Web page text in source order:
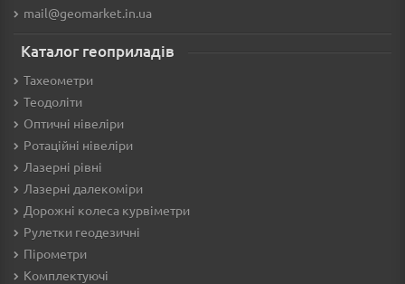
mail@geomarket.in.ua
Каталог геоприладів
Тахеометри
Теодоліти
Оптичні нівеліри
Ротаційні нівеліри
Лазерні рівні
Лазерні далекоміри
Дорожні колеса курвіметри
Рулетки геодезичні
Пірометри
Комплектуючі